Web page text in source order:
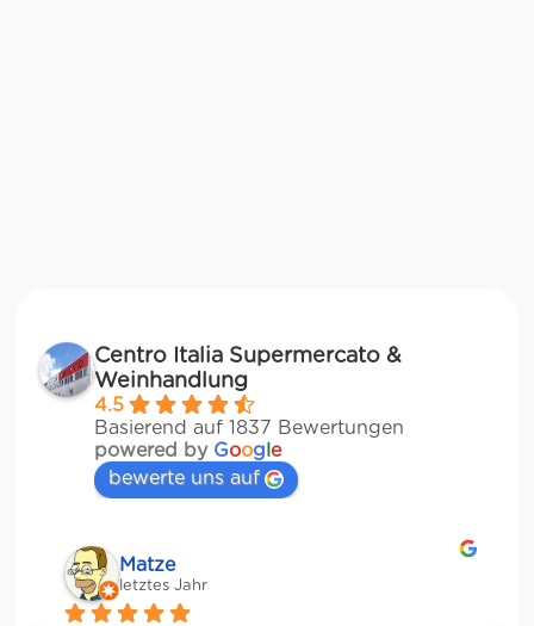
Centro Italia Supermercato &
Weinhandlung
4.5
Basierend auf 1837 Bewertungen
powered by Google
bewerte uns auf
Matze
letztes Jahr